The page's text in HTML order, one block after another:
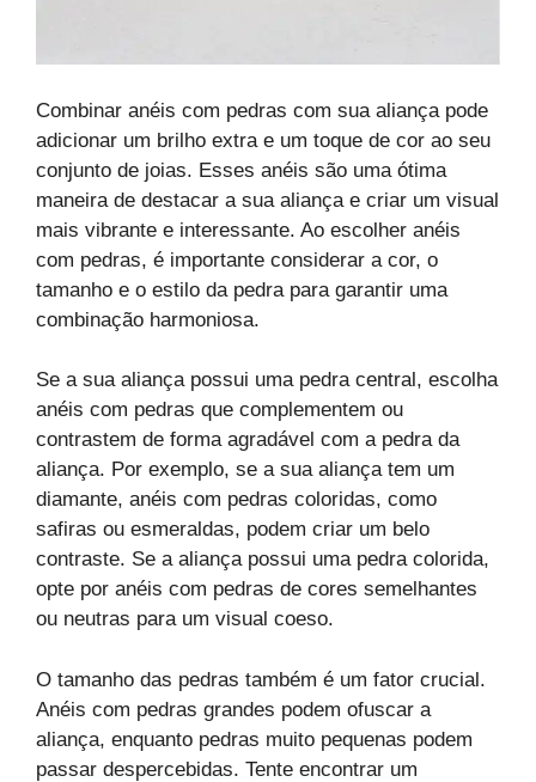
Combinar anéis com pedras com sua aliança pode
adicionar um brilho extra e um toque de cor ao seu
conjunto de joias. Esses anéis são uma ótima
maneira de destacar a sua aliança e criar um visual
mais vibrante e interessante. Ao escolher anéis
com pedras, é importante considerar a cor, o
tamanho e o estilo da pedra para garantir uma
combinação harmoniosa.
Se a sua aliança possui uma pedra central, escolha
anéis com pedras que complementem ou
contrastem de forma agradável com a pedra da
aliança. Por exemplo, se a sua aliança tem um
diamante, anéis com pedras coloridas, como
safiras ou esmeraldas, podem criar um belo
contraste. Se a aliança possui uma pedra colorida,
opte por anéis com pedras de cores semelhantes
ou neutras para um visual coeso.
O tamanho das pedras também é um fator crucial.
Anéis com pedras grandes podem ofuscar a
aliança, enquanto pedras muito pequenas podem
passar despercebidas. Tente encontrar um